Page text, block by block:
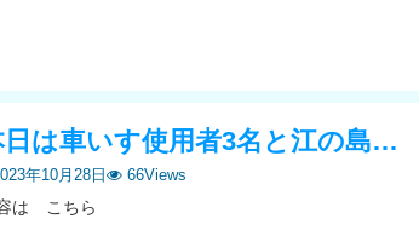
日は車いす使用者3名と江の島…
年10月28日 66Views
は こちら